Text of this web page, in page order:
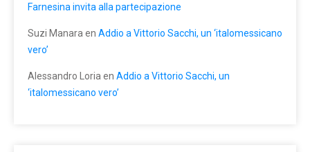
Farnesina invita alla partecipazione
Suzi Manara en Addio a Vittorio Sacchi, un ‘italomessicano
vero’
Alessandro Loria en Addio a Vittorio Sacchi, un
‘italomessicano vero’